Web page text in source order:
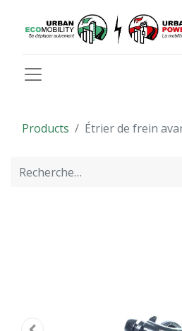
Products Étrier de frein